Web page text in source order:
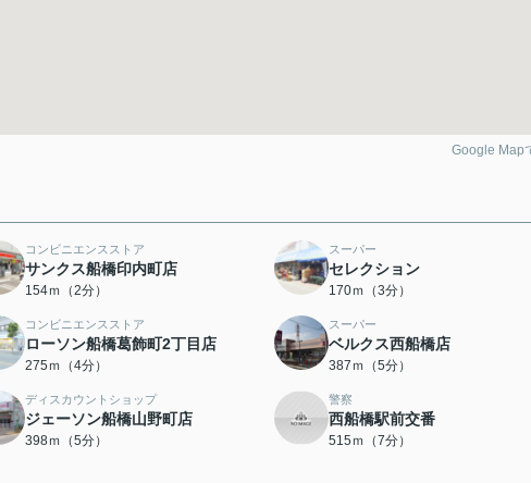
Google Map
コンビニエンスストア
サンクス船橋印内町店
154ｍ（2分）
スーパー
セレクション
170ｍ（3分）
コンビニエンスストア
ローソン船橋葛飾町2丁目店
275ｍ（4分）
スーパー
ベルクス西船橋店
387ｍ（5分）
ディスカウントショップ
ジェーソン船橋山野町店
398ｍ（5分）
警察
西船橋駅前交番
515ｍ（7分）